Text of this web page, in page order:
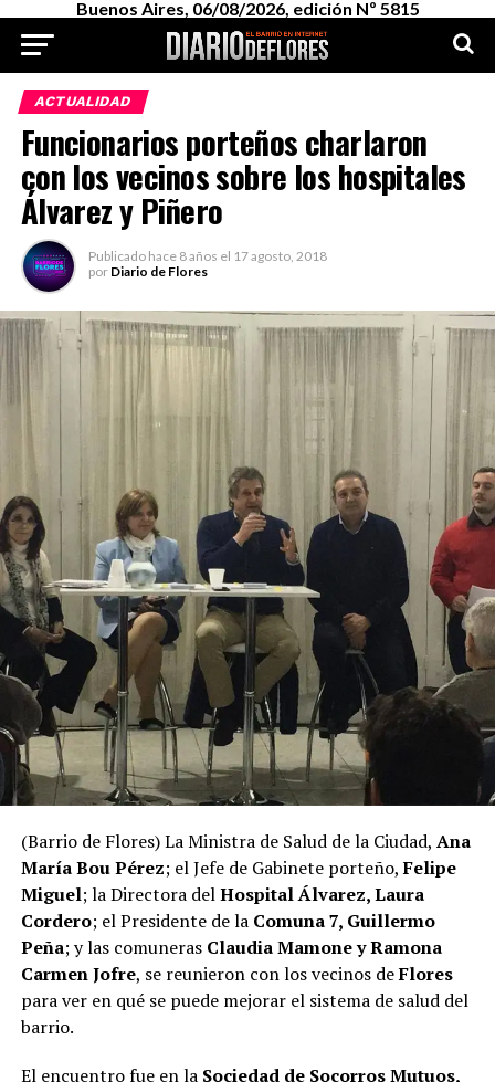
Buenos Aires, 06/08/2026, edición Nº 5815
ACTUALIDAD
Funcionarios porteños charlaron
con los vecinos sobre los hospitales
Álvarez y Piñero
Publicado hace 8 años el 17 agosto, 2018
por Diario de Flores
(Barrio de Flores) La Ministra de Salud de la Ciudad, Ana
María Bou Pérez; el Jefe de Gabinete porteño,Felipe
Miguel; la Directora delHospital Álvarez, Laura
Cordero; el Presidente de la Comuna 7, Guillermo
Peña; y las comuneras Claudia Mamone y Ramona
Carmen Jofre, se reunieron con los vecinos deFlores
para ver en qué se puede mejorar el sistema de salud del
barrio.
El encuentro fue en la Sociedad de Socorros Mutuos,